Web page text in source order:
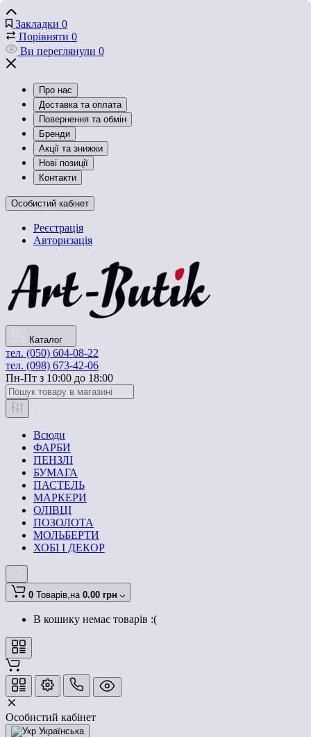
Закладки 0
Порівняти 0
Ви переглянули 0
Про нас
Доставка та оплата
Повернення та обмін
Бренди
Акції та знижки
Нові позиції
Контакти
Особистий кабінет
Реєстрація
Авторизація
Каталог
тел. (050) 604-08-22
тел. (098) 673-42-06
Пн-Пт з 10:00 до 18:00
Всюди
ФАРБИ
ПЕНЗЛІ
БУМАГА
ПАСТЕЛЬ
МАРКЕРИ
ОЛІВЦІ
ПОЗОЛОТА
МОЛЬБЕРТИ
ХОБІ І ДЕКОР
0 Товарів,на 0.00 грн
В кошику немає товарів :(
Особистий кабінет
Українська